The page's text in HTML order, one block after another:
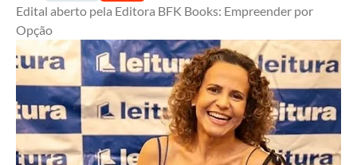
Edital aberto pela Editora BFK Books: Empreender por
Opção